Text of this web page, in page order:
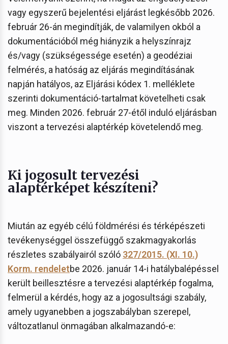
vagy egyszerű bejelentési eljárást legkésőbb 2026.
február 26-án megindítják, de valamilyen okból a
dokumentációból még hiányzik a helyszínrajz
és/vagy (szükségessége esetén) a geodéziai
felmérés, a hatóság az eljárás megindításának
napján hatályos, az Eljárási kódex 1. melléklete
szerinti dokumentáció-tartalmat követelheti csak
meg. Minden 2026. február 27-étől induló eljárásban
viszont a tervezési alaptérkép követelendő meg.
Ki jogosult tervezési
alaptérképet készíteni?
Miután az egyéb célú földmérési és térképészeti
tevékenységgel összefüggő szakmagyakorlás
részletes szabályairól szóló 327/2015. (XI. 10.)
Korm. rendeletbe 2026. január 14-i hatálybalépéssel
került beillesztésre a tervezési alaptérkép fogalma,
felmerül a kérdés, hogy az a jogosultsági szabály,
amely ugyanebben a jogszabályban szerepel,
változatlanul önmagában alkalmazandó-e: